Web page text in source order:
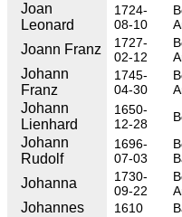
Joan
Leonard
1724-
08-10
Joann Franz
1727-
02-12
Johann
Franz
1745-
04-30
Johann
Lienhard
1650-
12-28
Johann
Rudolf
1696-
07-03
Johanna
1730-
09-22
Johannes 1610